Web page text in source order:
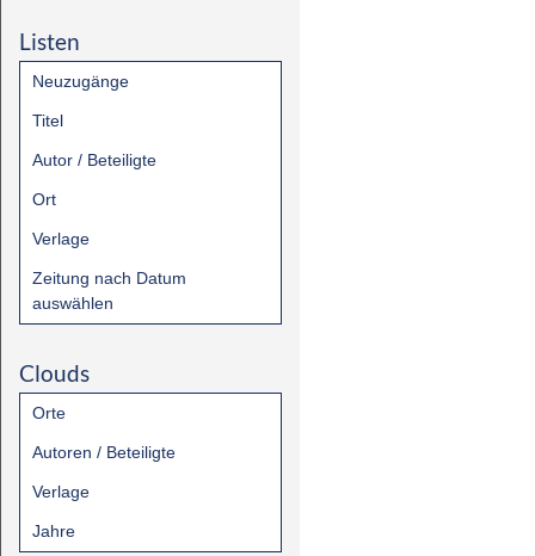
Listen
Neuzugänge
Titel
Autor / Beteiligte
Ort
Verlage
Zeitung nach Datum
auswählen
Clouds
Orte
Autoren / Beteiligte
Verlage
Jahre